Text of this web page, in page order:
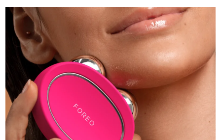
Porto Rico Livraison estimée8/10/26
Qatar Livraison estimée
La Réunion Livraison estimée 8/13/26
Roumanie Livraison estimée 8/8/26
Russie Livraison estimée
Arabie saoudite Livraison estimée